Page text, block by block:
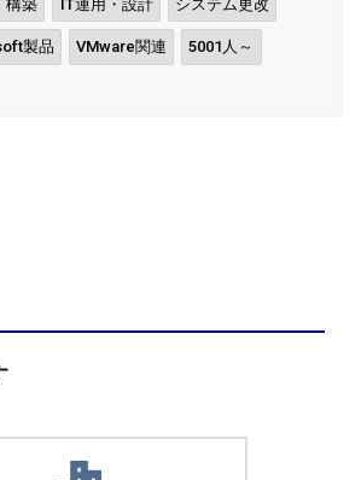
構築 IT運用・設計 システム更改
製品 VMware関連 5001人～